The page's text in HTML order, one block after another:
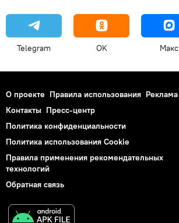
Telegram OK Макс
О проекте Правила использования Реклама
Контакты Пресс-центр
Политика конфиденциальности
Политика использования Cookie
Правила применения рекомендательных
технологий
Обратная связь